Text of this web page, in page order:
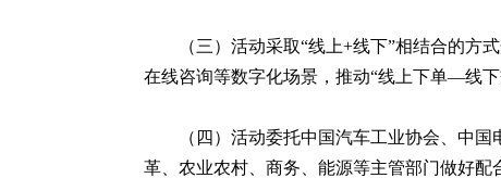
（三）活动采取“线上+线下”相结合的方
在线咨询等数字化场景，推动“线上下单—线
（四）活动委托中国汽车工业协会、中
革、农业农村、商务、能源等主管部门做好配